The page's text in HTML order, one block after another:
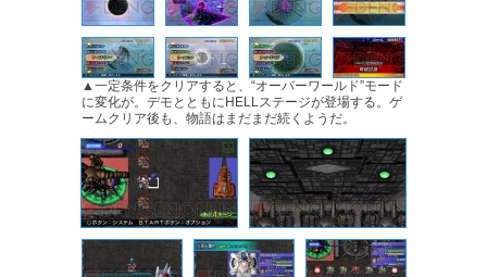
▲一定条件をクリアすると、“オーバーワールド”モード
に変化が。デモとともにHELLステージが登場する。ゲ
ームクリア後も、物語はまだまだ続くようだ。